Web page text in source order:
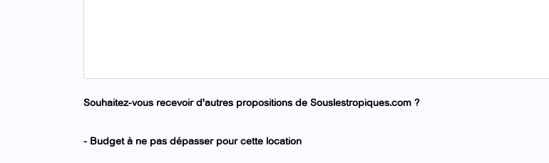
Souhaitez-vous recevoir d'autres propositions de Souslestropiques.com ?
- Budget à ne pas dépasser pour cette location